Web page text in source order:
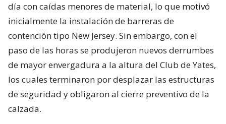
día con caídas menores de material, lo que motivó
inicialmente la instalación de barreras de
contención tipo New Jersey. Sin embargo, con el
paso de las horas se produjeron nuevos derrumbes
de mayor envergadura a la altura del Club de Yates,
los cuales terminaron por desplazar las estructuras
de seguridad y obligaron al cierre preventivo de la
calzada.